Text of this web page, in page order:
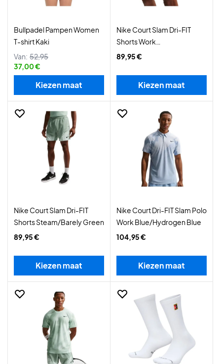
Bullpadel Pampen Women
T-shirt Kaki
Van: 52,95
37,00 €
Kiezen maat
Nike Court Slam Dri-FIT
Shorts Work
Blue/Hydrogen Blue
89,95 €
Kiezen maat
Nike Court Slam Dri-FIT
Shorts Steam/Barely Green
89,95 €
Kiezen maat
Nike Court Dri-FIT Slam Polo
Work Blue/Hydrogen Blue
104,95 €
Kiezen maat